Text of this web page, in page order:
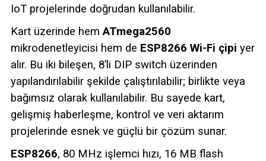
IoT projelerinde doğrudan kullanılabilir.
Kart üzerinde hemATmega2560
mikrodenetleyicisi hem de ESP8266 Wi-Fi çipi yer
alır. Bu iki bileşen, 8’li DIP switch üzerinden
yapılandırılabilir şekilde çalıştırılabilir; birlikte veya
bağımsız olarak kullanılabilir. Bu sayede kart,
gelişmiş haberleşme, kontrol ve veri aktarım
projelerinde esnek ve güçlü bir çözüm sunar.
ESP8266, 80 MHz işlemci hızı, 16 MB flash